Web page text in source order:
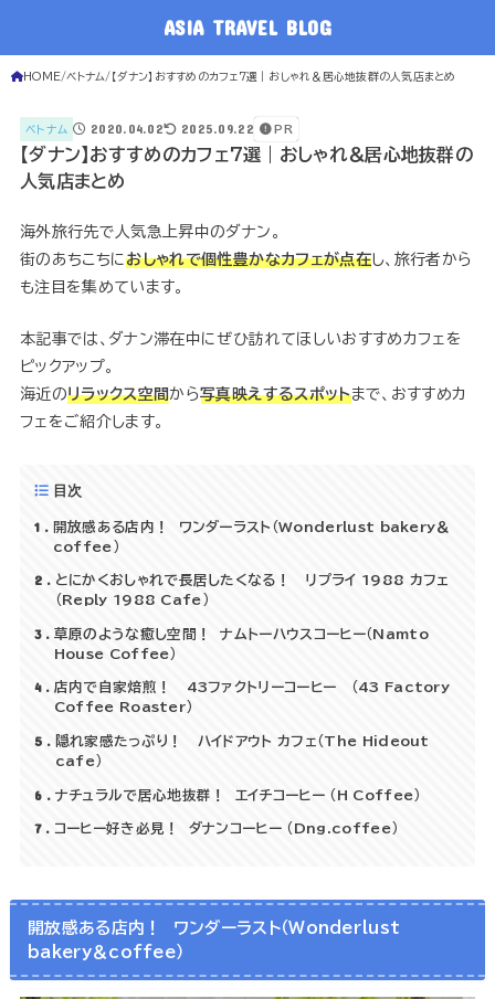
ASIA TRAVEL BLOG
HOME ベトナム 【ダナン】おすすめのカフェ7選｜おしゃれ＆居心地抜群の人気店まとめ
ベトナム 2020.04.02 2025.09.22 PR
【ダナン】おすすめのカフェ7選｜おしゃれ＆居心地抜群の
人気店まとめ
海外旅行先で人気急上昇中のダナン。
街のあちこちにおしゃれで個性豊かなカフェが点在し、旅行者から
も注目を集めています。
本記事では、ダナン滞在中にぜひ訪れてほしいおすすめカフェを
ピックアップ。
海近のリラックス空間から写真映えするスポットまで、おすすめカ
フェをご紹介します。
目次
1
開放感ある店内！ ワンダーラスト（Wonderlust bakery＆
coffee）
2
とにかくおしゃれで長居したくなる！ リプライ 1988 カフェ
（Reply 1988 Cafe）
3
草原のような癒し空間！ ナムトーハウスコーヒー（Namto
House Coffee）
4
店内で自家焙煎！ 43ファクトリーコーヒー （43 Factory
Coffee Roaster）
5
隠れ家感たっぷり！ ハイドアウト カフェ（The Hideout
cafe）
6 ナチュラルで居心地抜群！ エイチコーヒー （H Coffee）
7 コーヒー好き必見！ ダナンコーヒー （Dng.coffee）
開放感ある店内！ ワンダーラスト（Wonderlust
bakery＆coffee）